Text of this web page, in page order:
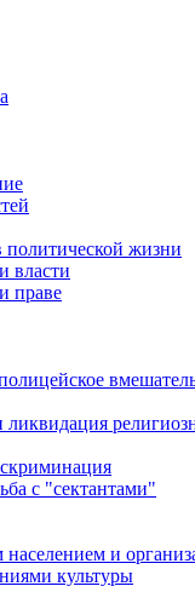
политической жизни
власти
праве
ликвидация
с "сектантами"
и
культуры